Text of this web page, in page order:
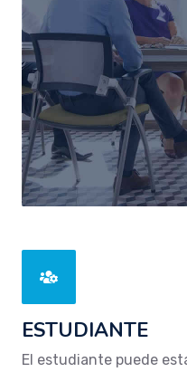
ESTUDIANTE
El estudiante puede